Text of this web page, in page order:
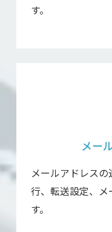
す。
メー
メールアドレス
行、転送設定、
す。